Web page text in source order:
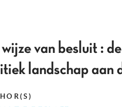
van besluit :
landschap aan